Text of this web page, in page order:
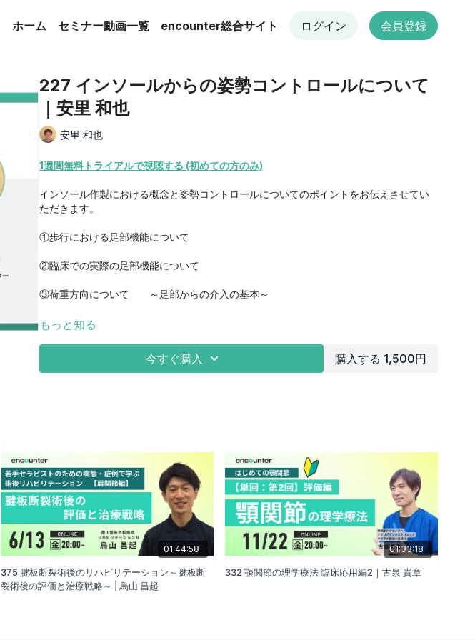
ホーム セミナー動画一覧 encounter総合サイト ログイン 会員登録
227 インソールからの姿勢コントロールについて
｜安里 和也
安里 和也
1週間無料トライアルで視聴する (初めての方のみ)
インソール作製における概念と姿勢コントロールについてのポイントをお伝えさせてい
ただきます。
①歩行における足部機能について
②臨床での実際の足部機能について
③荷重方向について ～足部からの介入の基本～
④姿勢制御につながる実際のインソールでの介入について（実際の症例を通して）
もっと知る
今すぐ購入 購入する 1,500円
01:44:58
375 腱板断裂術後のリハビリテーション～腱板断
裂術後の評価と治療戦略～ | 烏山 昌起
01:33:18
332 顎関節の理学療法 臨床応用編2｜古泉 貴章